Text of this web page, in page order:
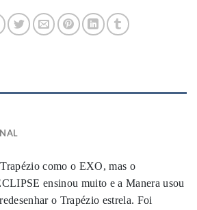
como o EXO, mas o
ensinou muito e a Manera usou
o Trapézio estrela. Foi